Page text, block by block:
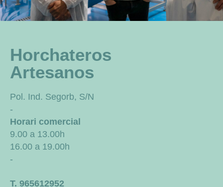
Horchateros
Artesanos
Pol. Ind. Segorb, S/N
-
Horari comercial
9.00 a 13.00h
16.00 a 19.00h
-
T. 965612952